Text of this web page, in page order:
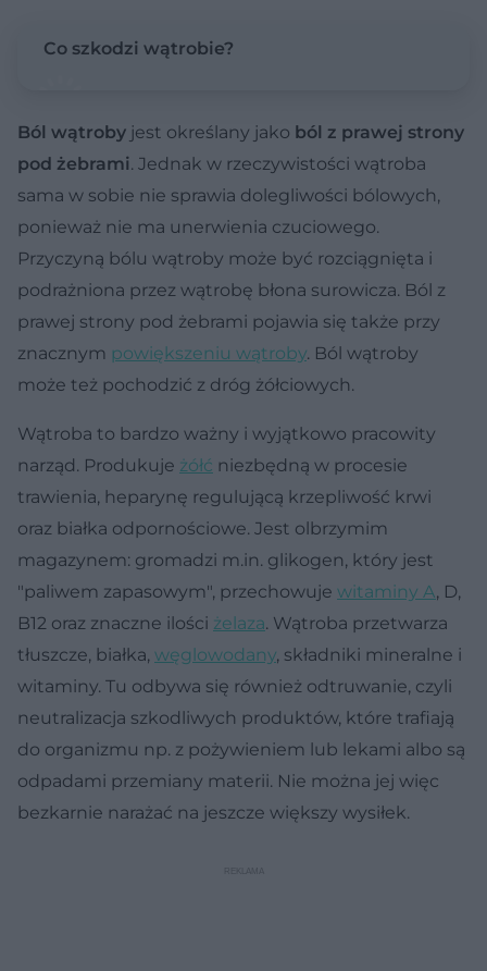
Co szkodzi wątrobie?
Ból wątroby jest określany jako ból z prawej strony
pod żebrami. Jednak w rzeczywistości wątroba
sama w sobie nie sprawia dolegliwości bólowych,
ponieważ nie ma unerwienia czuciowego.
Przyczyną bólu wątroby może być rozciągnięta i
podrażniona przez wątrobę błona surowicza. Ból z
prawej strony pod żebrami pojawia się także przy
znacznym powiększeniu wątroby. Ból wątroby
może też pochodzić z dróg żółciowych.
Wątroba to bardzo ważny i wyjątkowo pracowity
narząd. Produkuje żółć niezbędną w procesie
trawienia, heparynę regulującą krzepliwość krwi
oraz białka odpornościowe. Jest olbrzymim
magazynem: gromadzi m.in. glikogen, który jest
"paliwem zapasowym", przechowuje witaminy A, D,
B12 oraz znaczne ilości żelaza. Wątroba przetwarza
tłuszcze, białka, węglowodany, składniki mineralne i
witaminy. Tu odbywa się również odtruwanie, czyli
neutralizacja szkodliwych produktów, które trafiają
do organizmu np. z pożywieniem lub lekami albo są
odpadami przemiany materii. Nie można jej więc
bezkarnie narażać na jeszcze większy wysiłek.